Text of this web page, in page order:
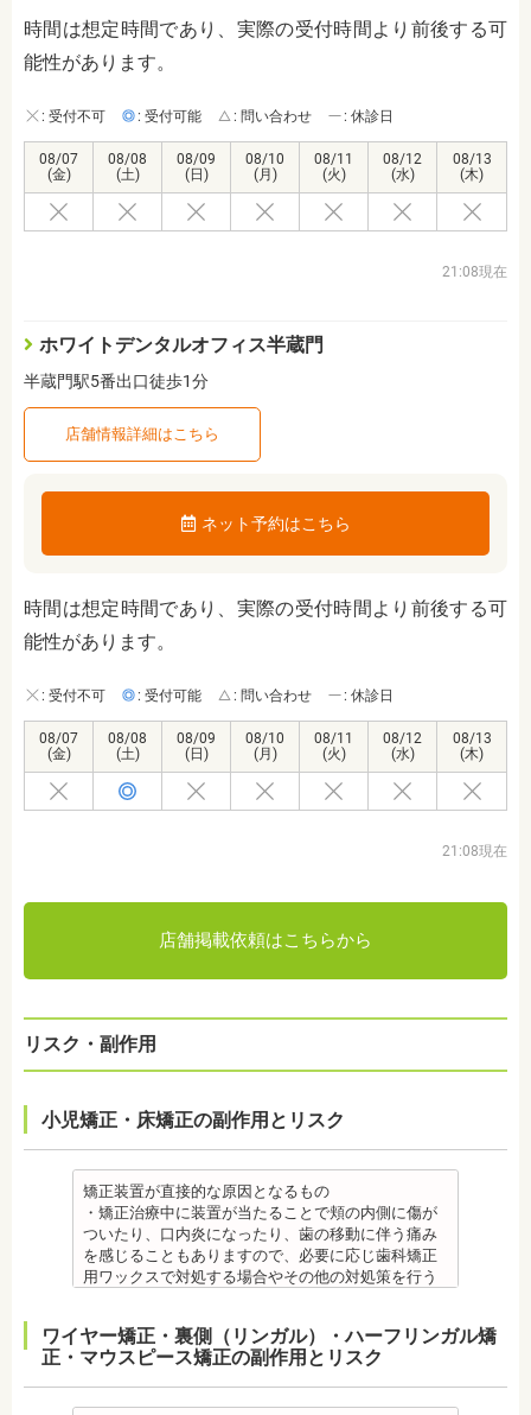
時間は想定時間であり、実際の受付時間より前後する可
能性があります。
: 受付不可 : 受付可能 : 問い合わせ : 休診日
08/07
(金)
08/08
(土)
08/09
(日)
08/10
(月)
08/11
(火)
08/12
(水)
08/13
(木)
21:08現在
ホワイトデンタルオフィス半蔵門
半蔵門駅5番出口徒歩1分
店舗情報詳細はこちら
ネット予約はこちら
時間は想定時間であり、実際の受付時間より前後する可
能性があります。
: 受付不可 : 受付可能 : 問い合わせ : 休診日
08/07
(金)
08/08
(土)
08/09
(日)
08/10
(月)
08/11
(火)
08/12
(水)
08/13
(木)
21:08現在
店舗掲載依頼はこちらから
リスク・副作用
小児矯正・床矯正の副作用とリスク
矯正装置が直接的な原因となるもの
・矯正治療中に装置が当たることで頬の内側に傷が
ついたり、口内炎になったり、歯の移動に伴う痛み
を感じることもありますので、必要に応じ歯科矯正
用ワックスで対処する場合やその他の対処策を行う
が、数ヶ月で慣れることが多いです。
・装置の装着中は発音しづらいことがあります。
・矯正装置を装着した直後や、ワイヤーを交換した
直後に痛みを感じることがありますが、数日でおさ
ワイヤー矯正・裏側（リンガル）・ハーフリンガル矯
正・マウスピース矯正の副作用とリスク